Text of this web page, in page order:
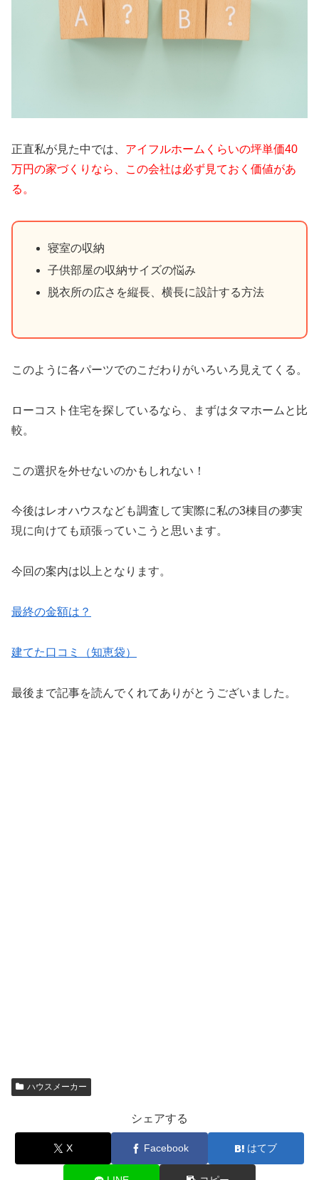
正直私が見た中では、 アイフルホームくらいの坪単価40
万円の家づくりなら、この会社は必ず見ておく価値があ
る。
寝室の収納
子供部屋の収納サイズの悩み
脱衣所の広さを縦長、横長に設計する方法
このように各パーツでのこだわりがいろいろ見えてくる。
ローコスト住宅を探しているなら、まずはタマホームと比
較。
この選択を外せないのかもしれない！
今後はレオハウスなども調査して実際に私の3棟目の夢実
現に向けても頑張っていこうと思います。
今回の案内は以上となります。
最終の金額は？
建てた口コミ（知恵袋）
最後まで記事を読んでくれてありがとうございました。
ハウスメーカー
シェアする
X Facebook はてブ